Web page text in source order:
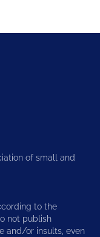
of small and
to the
not publish
and/or insults, even